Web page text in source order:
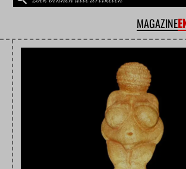
MAGAZINE